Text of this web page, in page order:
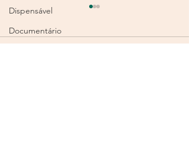
Dispensável
Documentário